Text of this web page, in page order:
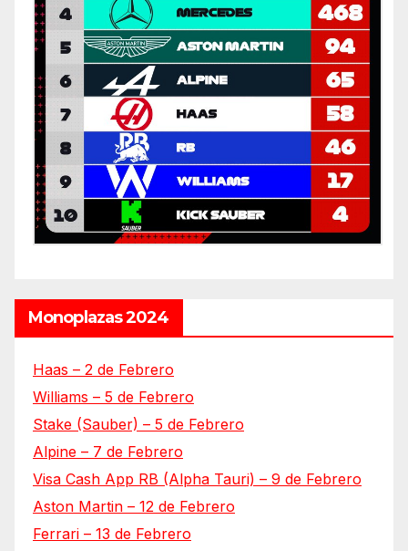
Monoplazas 2024
Haas – 2 de Febrero
Williams – 5 de Febrero
Stake (Sauber) – 5 de Febrero
Alpine – 7 de Febrero
Visa Cash App RB (Alpha Tauri) – 9 de Febrero
Aston Martin – 12 de Febrero
Ferrari – 13 de Febrero